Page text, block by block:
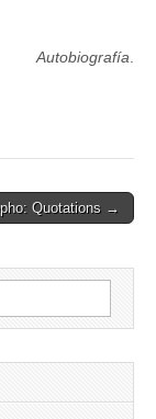
Autobiografía
Quotations →